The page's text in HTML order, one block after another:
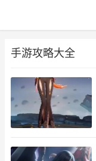
手游攻略大全